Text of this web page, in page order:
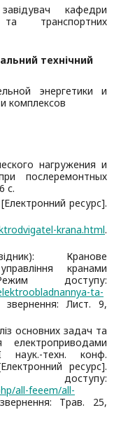
кафедри
та транспортних
технічний
энергетики и
комплексов
нагружения и
послеремонтных
с.
ресурс].
krana.html.
Кранове
кранами
доступу:
ta-
Лист. 9,
основних задач та
наук.-техн. конф.
ресурс].
all-feeem/all-
Трав. 25,